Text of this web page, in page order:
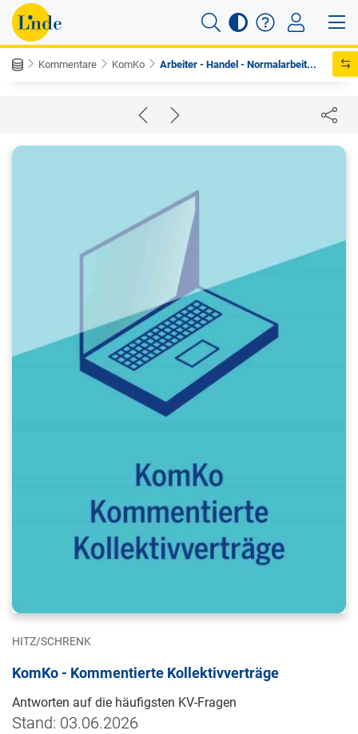
Kommentare KomKo Arbeiter - Handel - Normalarbeit...
HITZ/SCHRENK
KomKo - Kommentierte Kollektivverträge
Antworten auf die häufigsten KV-Fragen
Stand: 03.06.2026